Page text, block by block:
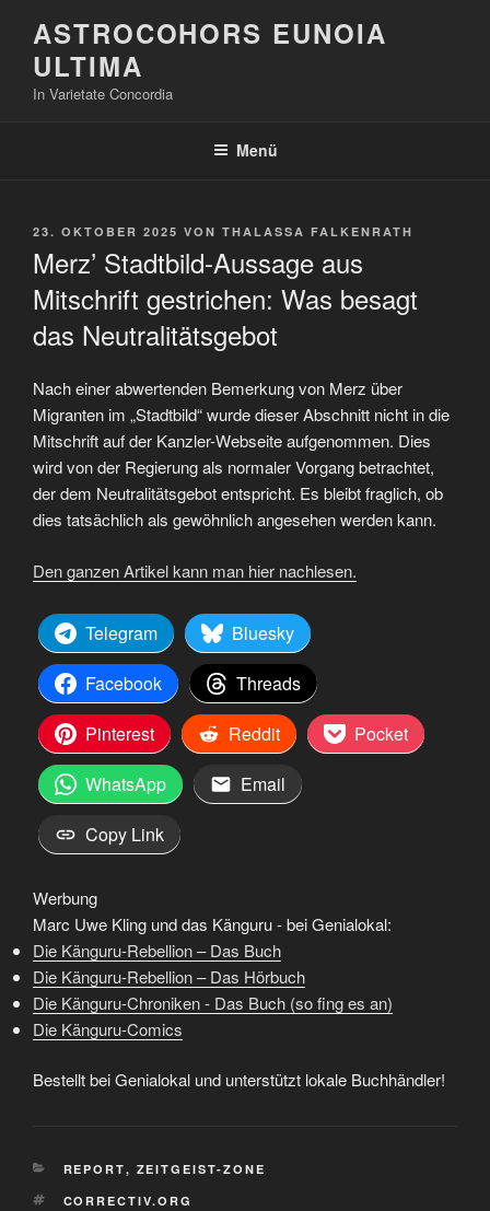
Inhalt
springen
ASTROCOHORS EUNOIA
ULTIMA
In Varietate Concordia
Menü
VERÖFFENTLICHT
23. OKTOBER 2025 VON THALASSA FALKENRATH
Merz’ Stadtbild-Aussage aus
Mitschrift gestrichen: Was besagt
das Neutralitätsgebot
Nach einer abwertenden Bemerkung von Merz über
Migranten im „Stadtbild“ wurde dieser Abschnitt nicht in die
Mitschrift auf der Kanzler-Webseite aufgenommen. Dies
wird von der Regierung als normaler Vorgang betrachtet,
der dem Neutralitätsgebot entspricht. Es bleibt fraglich, ob
dies tatsächlich als gewöhnlich angesehen werden kann.
Den ganzen Artikel kann man hier nachlesen.
Telegram
Bluesky
Facebook
Threads
Pinterest
Reddit
Pocket
WhatsApp
Email
Copy Link
Werbung
Marc Uwe Kling und das Känguru - bei Genialokal:
Die Känguru-Rebellion – Das Buch
Die Känguru-Rebellion – Das Hörbuch
Die Känguru-Chroniken - Das Buch (so fing es an)
Die Känguru-Comics
Bestellt bei Genialokal und unterstützt lokale Buchhändler!
KATEGORIEN
REPORT, ZEITGEIST-ZONE
SCHLAGWÖRTER
CORRECTIV.ORG